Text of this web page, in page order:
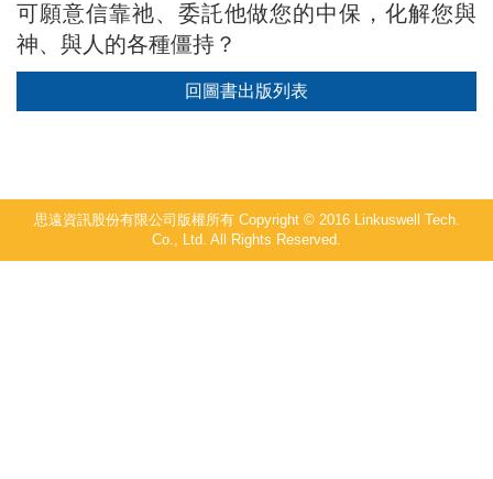
可願意信靠祂、委託他做您的中保，化解您與
神、與人的各種僵持？
回圖書出版列表
思遠資訊股份有限公司版權所有 Copyright © 2016 Linkuswell Tech.
Co., Ltd. All Rights Reserved.